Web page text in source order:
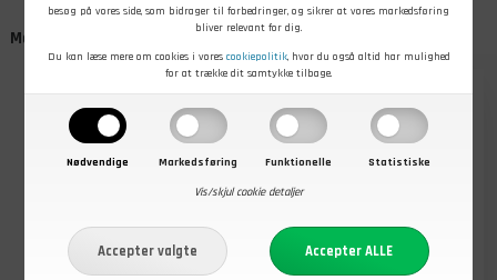
besøg på vores side, som bidrager til forbedringer, og sikrer at vores markedsføring
bliver relevant for dig.
Du kan læse mere om cookies i vores cookiepolitik, hvor du også altid har mulighed
for at trække dit samtykke tilbage.
Nødvendige Markedsføring Funktionelle
Statistiske
Vis/skjul cookie detaljer
Måske er du også interesseret i
1.279,00DKK
Wiley X SPEAR
Goggles,
479,00
Wiley X Saber
Advanced, Pale
- 45%
Nu498,00
Wiley X Rebel
Realtree Xtra